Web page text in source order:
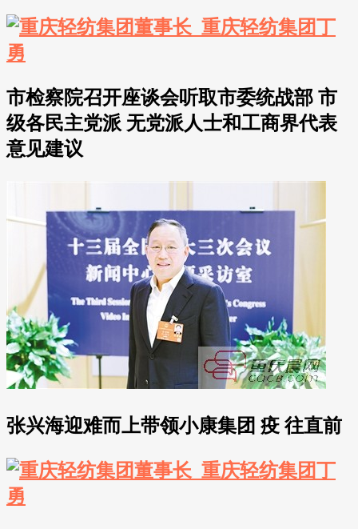
市检察院召开座谈会听取市委统战部 市
级各民主党派 无党派人士和工商界代表
意见建议
张兴海迎难而上带领小康集团 疫 往直前